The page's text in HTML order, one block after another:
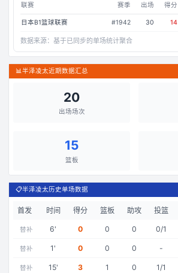
联赛 赛季 出场 得分
日本B1篮球联赛 #1942 30 14
数据来源： 基于已同步的单场统计聚合
📊半泽凌太近期数据汇总
20
出场场次
15
篮板
📋半泽凌太历史单场数据
首发 时间 得分 篮板 助攻 投篮
替补 6' 0 0 0 0/1
替补 1' 0 0 0 -
替补 15' 3 1 0 1/1